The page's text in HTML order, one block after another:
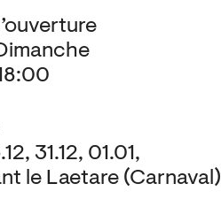
31.12, 01.01,
le Laetare (Carnaval)